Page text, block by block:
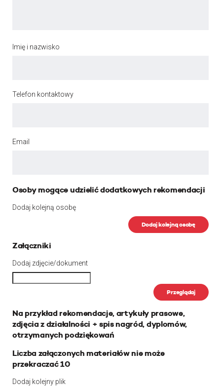
Imię i nazwisko
Telefon kontaktowy
Email
Osoby mogące udzielić dodatkowych rekomendacji
Dodaj kolejną osobę
Dodaj kolejną osobę
Załączniki
Dodaj zdjęcie/dokument
Przeglądaj
Na przykład rekomendacje, artykuły prasowe,
zdjęcia z działalności + spis nagród, dyplomów,
otrzymanych podziękowań
Liczba załączonych materiałów nie może
przekraczać 10
Dodaj kolejny plik